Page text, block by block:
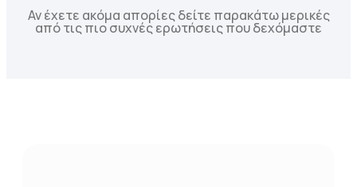
Αν έχετε ακόμα απορίες δείτε παρακάτω μερικές
από τις πιο συχνές ερωτήσεις που δεχόμαστε